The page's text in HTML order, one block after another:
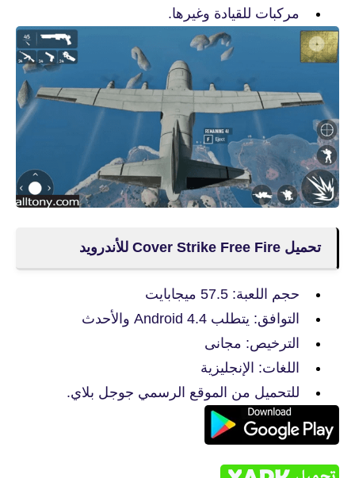
مركبات للقيادة وغيرها.
تحميل Cover Strike Free Fire للأندرويد
حجم اللعبة: 57.5 ميجابايت
التوافق: يتطلب Android 4.4 والأحدث
الترخيص: مجانى
اللغات: الإنجليزية
للتحميل من الموقع الرسمي جوجل بلاي.